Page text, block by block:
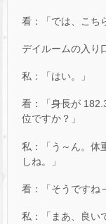
看：「では、こち
デイルームの入り
私：「はい。」
看：「身長が
位ですか？」
私：「う～ん。体
しね。」
看：「そうですね
私：「まあ、良い